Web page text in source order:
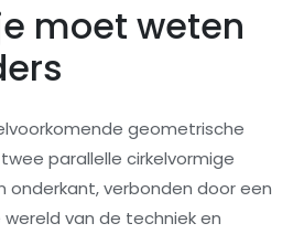
moet weten
geometrische
parallelle cirkelvormige
onderkant, verbonden door een
wereld van de techniek en